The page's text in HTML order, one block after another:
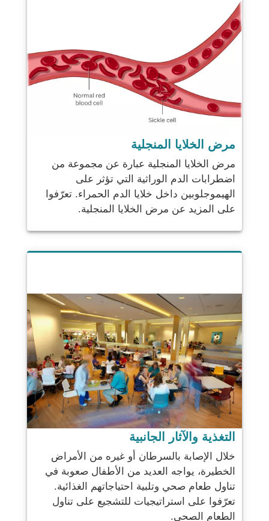
مرض الخلايا المنجلية
مرض الخلايا المنجلية عبارة عن مجموعة من
اضطرابات الدم الوراثية التي تؤثر على
الهيموجلوبين داخل خلايا الدم الحمراء. تعرّفوا
على المزيد عن مرض الخلايا المنجلية.
التغذية والآثار الجانبية
خلال الإصابة بالسرطان أو غيره من الأمراض
الخطيرة، يواجه العديد من الأطفال صعوبة في
تناول طعام صحي وتلبية احتياجاتهم الغذائية.
تعرّفوا على استراتيجيات للتشجيع على تناول
الطعام الصحي.